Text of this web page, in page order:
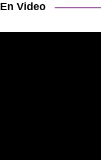
En Video